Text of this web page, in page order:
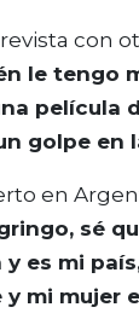
con
le tengo
película
golpe en
en
sé
es mi
mi mujer